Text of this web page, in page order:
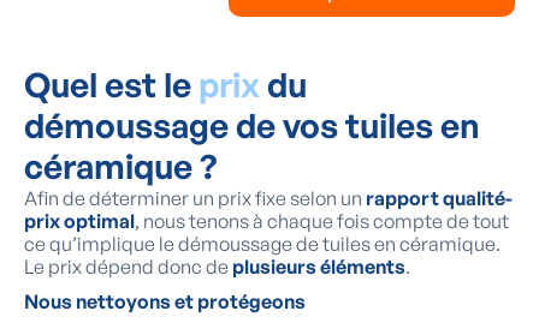
Quel est le prixdu
démoussage de vos tuiles en
céramique ?
Afin de déterminer un prix fixe selon un rapport qualité-
prix optimal, nous tenons à chaque fois compte de tout
ce qu’implique le démoussage de tuiles en céramique.
Le prix dépend donc de plusieurs éléments.
Nous nettoyons et protégeons